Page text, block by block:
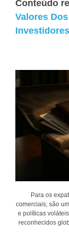
Conteúdo
Valores
Para os
comerciais; são
e políticas
reconhecidos